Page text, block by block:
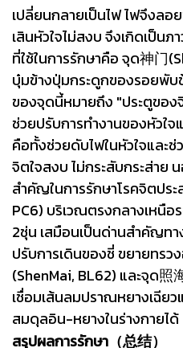
เปลี่ยนกลายเป็นไฟ ไฟจึงลอ
เสินหัวใจไม่สงบ จึงเกิดเป็น
ที่ใช้ในการรักษาคือ จุด神门
บุ๋มข้างปุ่มกระดูกของรอยพั
ของจุดนี้หมายถึง "ประตูขอ
ช่วยปรับการทำงานของหัวใ
คือทั้งช่วยดับไฟในหัวใจและช่
จิตใจสงบ ไม่กระสับกระส่าย
สำคัญในการรักษาโรคจิตปร
PC6) บริเวณตรงกลางเหนื
2ชุ่น เสมือนเป็นด่านสำคัญท
ปรับการเดินของชี่ ขยายทรว
(ShenMai, BL62) และจุด照
เชื่อมเส้นลมปราณหยางเฉีย
สมดุลอิน-หยางในร่างกายได้
สรุปผลการรักษา（总结）